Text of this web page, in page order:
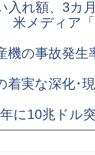
入れ額、3カ
米メディア
機の事故発
実な深化･
に10兆ドル